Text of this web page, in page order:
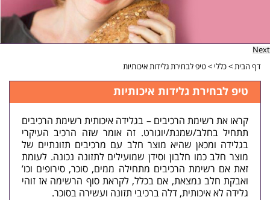
Next
דף הבית>כללי >טיפ לבחירת גלידות איכותיות
טיפ לבחירת גלידות איכותיות
קראו את רשימת הרכיבים – בגלידה איכותית רשימת הרכיבים
תתחיל בחלב/שמנת/יוגורט. זה אומר שזה הרכיב העיקרי
בגלידה ומכאן שהיא מוצר חלב עם מרכיבים תזונתיים של
מוצר חלב כמו חלבון וסידן שמועילים לתזונה נכונה. לעומת
זאת אם רשימת הרכיבים מתחילה ממים, סוכר, סירופים וכו’
ואבקת חלב נמצאת, אם בכלל, לקראת סוף הרשימה אז זוהי
גלידה לא איכותית, דלה ברכיבי תזונה ועשירה בסוכר.